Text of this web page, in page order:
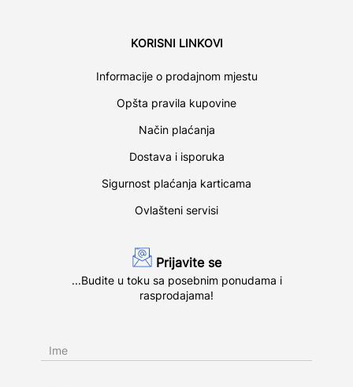
KORISNI LINKOVI
Informacije o prodajnom mjestu
Opšta pravila kupovine
Način plaćanja
Dostava i isporuka
Sigurnost plaćanja karticama
Ovlašteni servisi
Prijavite se
...Budite u toku sa posebnim ponudama i
rasprodajama!
Ime